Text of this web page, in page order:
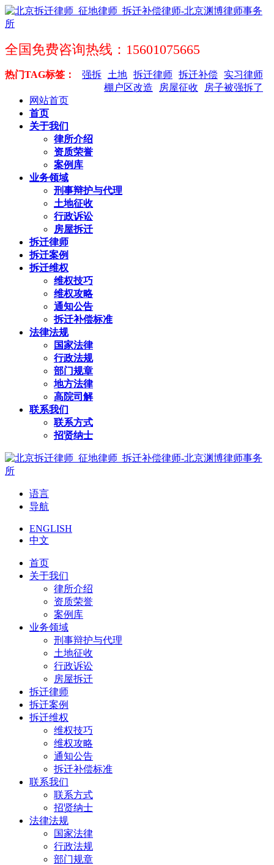
全国免费咨询热线：15601075665
热门TAG标签： 实习律师
拆迁补偿
拆迁律师
土地
强拆
房子被强拆了
房屋征收
棚户区改造
网站首页
首页
关于我们
律所介绍
资质荣誉
案例库
业务领域
刑事辩护与代理
土地征收
行政诉讼
房屋拆迁
拆迁律师
拆迁案例
拆迁维权
维权技巧
维权攻略
通知公告
拆迁补偿标准
法律法规
国家法律
行政法规
部门规章
地方法律
高院司解
联系我们
联系方式
招贤纳士
语言
导航
ENGLISH
中文
首页
关于我们
律所介绍
资质荣誉
案例库
业务领域
刑事辩护与代理
土地征收
行政诉讼
房屋拆迁
拆迁律师
拆迁案例
拆迁维权
维权技巧
维权攻略
通知公告
拆迁补偿标准
联系我们
联系方式
招贤纳士
法律法规
国家法律
行政法规
部门规章